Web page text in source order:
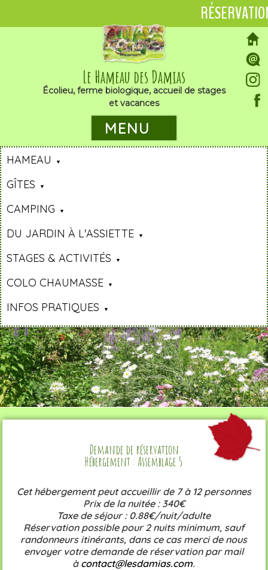
Le Hameau des Damias
Écolieu, ferme biologique, accueil de stages
et vacances
MENU
HAMEAU
GÎTES
CAMPING
DU JARDIN À L'ASSIETTE
STAGES & ACTIVITÉS
COLO CHAUMASSE
INFOS PRATIQUES
Demande de réservation
Hébergement : Assemblage 5
Cet hébergement peut accueillir de 7 à 12 personnes
Prix de la nuitée : 340€
Taxe de séjour : 0.88€/nuit/adulte
Réservation possible pour 2 nuits minimum, sauf
randonneurs itinérants, dans ce cas merci de nous
envoyer votre demande de réservation par mail
à contact@lesdamias.com.